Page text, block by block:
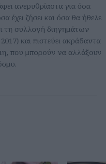
ανερυθρίαστα για όσα
έχει ζήσει και όσα θα ήθελε
τη συλλογή διηγημάτων
και πιστεύει ακράδαντα
που μπορούν να αλλάξουν